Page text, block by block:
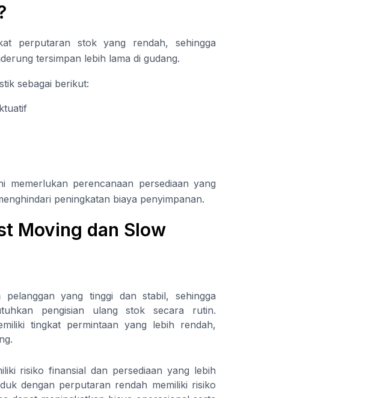
perputaran stok yang rendah, sehingga
tersimpan lebih lama di gudang.
sebagai berikut:
memerlukan perencanaan persediaan yang
peningkatan biaya penyimpanan.
Moving dan Slow
yang tinggi dan stabil, sehingga
pengisian ulang stok secara rutin.
tingkat permintaan yang lebih rendah,
risiko finansial dan persediaan yang lebih
dengan perputaran rendah memiliki risiko